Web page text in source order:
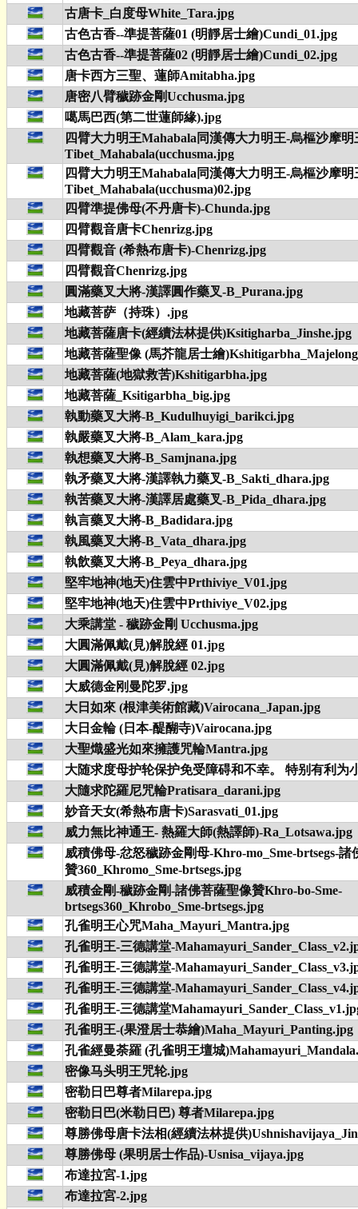
古唐卡_白度母White_Tara.jpg
古色古香--準提菩薩01 (明靜居士繪)Cundi_01.jpg
古色古香--準提菩薩02 (明靜居士繪)Cundi_02.jpg
唐卡西方三聖、蓮師Amitabha.jpg
唐密八臂穢跡金剛Ucchusma.jpg
噶馬巴西(第二世蓮師緣).jpg
四臂大力明王Mahabala同漢傳大力明王-烏樞沙摩明
Tibet_Mahabala(ucchusma.jpg
四臂大力明王Mahabala同漢傳大力明王-烏樞沙摩明
Tibet_Mahabala(ucchusma)02.jpg
四臂準提佛母(不丹唐卡)-Chunda.jpg
四臂觀音唐卡Chenrizg.jpg
四臂觀音 (希熱布唐卡)-Chenrizg.jpg
四臂觀音Chenrizg.jpg
圓滿藥叉大將-漢譯圓作藥叉-B_Purana.jpg
地藏菩萨（持珠）.jpg
地藏菩薩唐卡(經續法林提供)Ksitigharba_Jinshe.jpg
地藏菩薩聖像 (馬芥龍居士繪
地藏菩薩(地獄救苦)Kshitigarbha.jpg
地藏菩薩_Ksitigarbha_big.jpg
執動藥叉大將-B_Kudulhuyigi_barikci.jpg
執嚴藥叉大將-B_Alam_kara.jpg
執想藥叉大將-B_Samjnana.jpg
執矛藥叉大將-漢譯執力藥叉-B_Sakti_dhara.jpg
執苦藥叉大將-漢譯居處藥叉-B_Pida_dhara.jpg
執言藥叉大將-B_Badidara.jpg
執風藥叉大將-B_Vata_dhara.jpg
執飲藥叉大將-B_Peya_dhara.jpg
堅牢地神(地天)住雲中Prthiviye_V01.jpg
堅牢地神(地天)住雲中Prthiviye_V02.jpg
大乘講堂 - 穢跡金剛 Ucchusma.jpg
大圓滿佩戴(見)解脫經 01.jpg
大圓滿佩戴(見)解脫經 02.jpg
大威德金刚曼陀罗.jpg
大日如來 (根津美術館藏)Vairocana_Japan.jpg
大日金輪 (日本-醍醐寺)Vairocana.jpg
大聖熾盛光如來擁護咒輪Mantra.jpg
大随求度母护轮保护免受障碍和不幸。 特别有利为
大隨求陀羅尼咒輪Pratisara_darani.jpg
妙音天女(希熱布唐卡)Sarasvati_01.jpg
威力無比神通王- 熱羅大師(熱譯師)-Ra_Lotsawa.jpg
威積佛母-忿怒穢跡金剛母-Khro-mo_Sme-brtsegs-諸
贊360_Khromo_Sme-brtsegs.jpg
威積金剛-穢跡金剛-諸佛菩薩聖像贊Khro-bo-Sme-
brtsegs360_Khrobo_Sme-brtsegs.jpg
孔雀明王心咒Maha_Mayuri_Mantra.jpg
孔雀明王-三德講堂-
孔雀明王-三德講堂-
孔雀明王-三德講堂-
孔雀明王-三德講堂
孔雀明王-(果澄居士恭繪)Maha_Mayuri_Panting.jpg
孔雀經曼荼羅 (孔雀明王壇城
密像马头明王咒轮.jpg
密勒日巴尊者Milarepa.jpg
密勒日巴(米勒日巴) 尊者Milarepa.jpg
尊勝佛母唐卡法相(經續法林提供
尊勝佛母 (果明居士作品)-Usnisa_vijaya.jpg
布達拉宮-1.jpg
布達拉宮-2.jpg